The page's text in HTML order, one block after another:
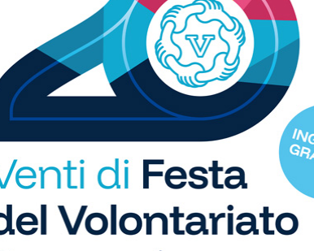
WhatsApp
giorno, a tutti gli sport nei comuni chiantigiani:
karate, danza, ginnastica, ciclismo...